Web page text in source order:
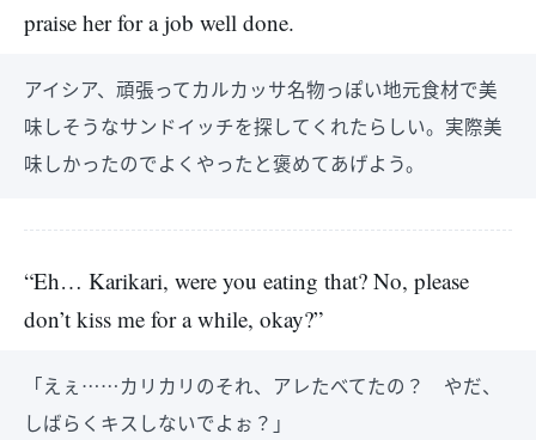
praise her for a job well done.
アイシア、頑張ってカルカッサ名物っぽい地元食材で美
味しそうなサンドイッチを探してくれたらしい。実際美
味しかったのでよくやったと褒めてあげよう。
“Eh… Karikari, were you eating that? No, please
don’t kiss me for a while, okay?”
「えぇ……カリカリのそれ、アレたべてたの？ やだ、
しばらくキスしないでよぉ？」